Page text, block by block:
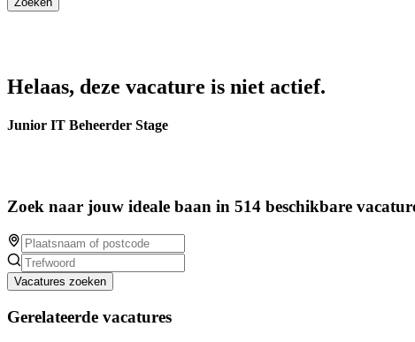
Helaas, deze vacature is niet actief.
Junior IT Beheerder Stage
Zoek naar jouw ideale baan in 514 beschikbare
Vacatures zoeken
Gerelateerde vacatures